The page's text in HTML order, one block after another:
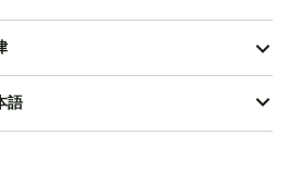
語